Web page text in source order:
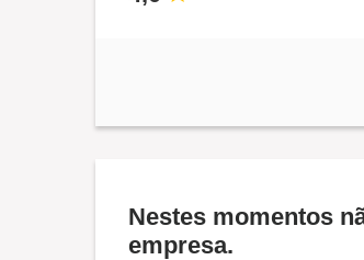
Nestes momentos
empresa.